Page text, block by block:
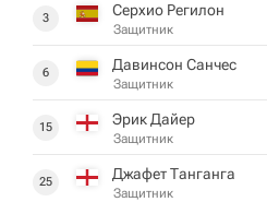
3 Серхио Регилон
Защитник
6 Давинсон Санчес
Защитник
15 Эрик Дайер
Защитник
25 Джафет Танганга
Защитник